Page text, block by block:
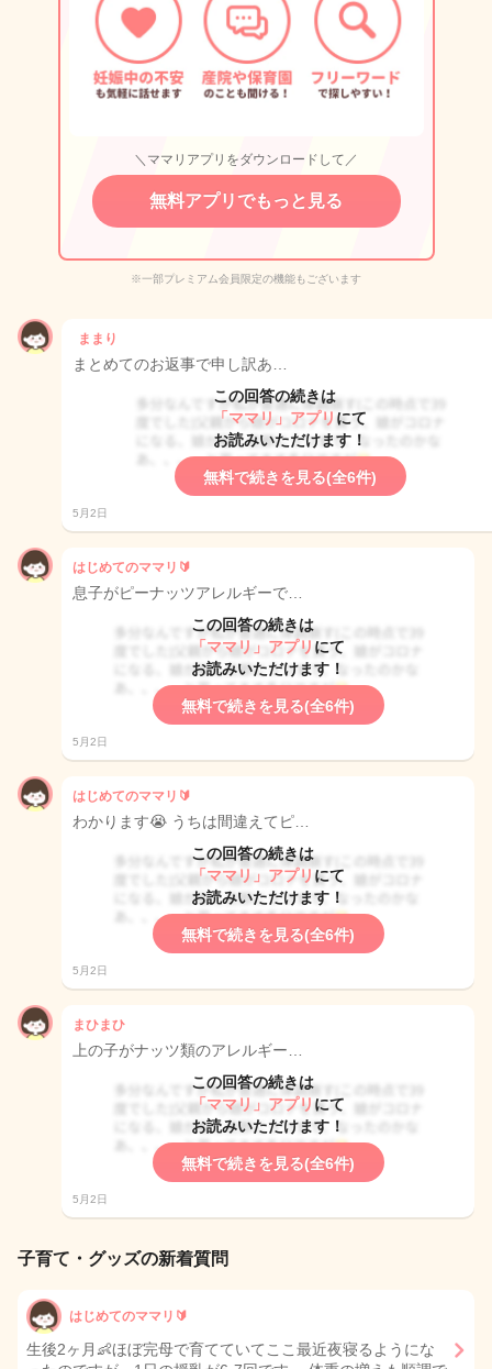
＼ママリアプリをダウンロードして／
無料アプリでもっと見る
※一部プレミアム会員限定の機能もございます
ままり
まとめてのお返事で申し訳あ…
この回答の続きは
「ママリ」アプリ にて
お読みいただけます！
無料で続きを見る(全6件)
5月2日
はじめてのママリ🔰
息子がピーナッツアレルギーで…
この回答の続きは
「ママリ」アプリ にて
お読みいただけます！
無料で続きを見る(全6件)
5月2日
はじめてのママリ🔰
わかります😭 うちは間違えてピ…
この回答の続きは
「ママリ」アプリ にて
お読みいただけます！
無料で続きを見る(全6件)
5月2日
まひまひ
上の子がナッツ類のアレルギー…
この回答の続きは
「ママリ」アプリ にて
お読みいただけます！
無料で続きを見る(全6件)
5月2日
子育て・グッズの新着質問
はじめてのママリ🔰
生後2ヶ月👶ほぼ完母で育てていてここ最近夜寝るようにな